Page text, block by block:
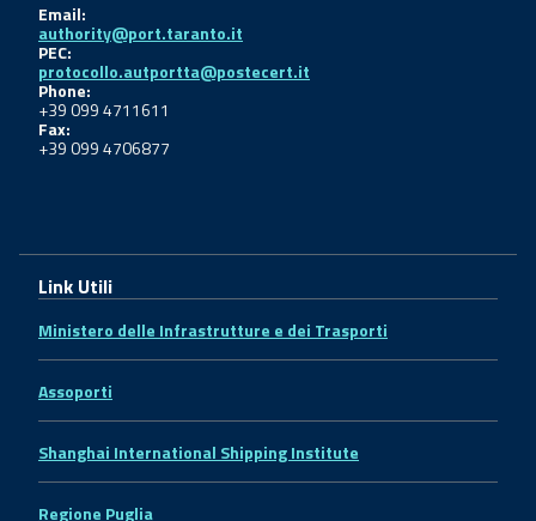
Email:
authority@port.taranto.it
PEC:
protocollo.autportta@postecert.it
Phone:
+39 099 4711611
Fax:
+39 099 4706877
Link Utili
Ministero delle Infrastrutture e dei Trasporti
Assoporti
Shanghai International Shipping Institute
Regione Puglia